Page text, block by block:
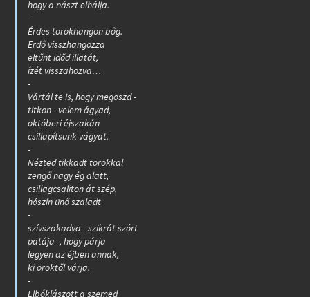
hogy a nászt elhálja.
-
Érdes torokhangon bőg.
Erdő visszhangozza
eltűnt időd illatát,
ízét visszahozva…
-
Vártál te is, hogy megoszd -
titkon - velem ágyad,
októberi éjszakán
csillapítsunk vágyat.
-
Nézted tikkadt torokkal
zengő nagy ég alatt,
csillagcsaliton át szép,
hószín ünő szaladt
-
szívszakadva - szikrát szórt
patája -, hogy párja
legyen az éjben annak,
ki öröktől várja.
-
Elbóklászott a szemed